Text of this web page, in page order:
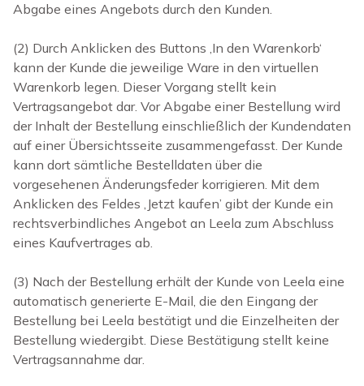
Abgabe eines Angebots durch den Kunden.
(2) Durch Anklicken des Buttons ‚In den Warenkorb‘
kann der Kunde die jeweilige Ware in den virtuellen
Warenkorb legen. Dieser Vorgang stellt kein
Vertragsangebot dar. Vor Abgabe einer Bestellung wird
der Inhalt der Bestellung einschließlich der Kundendaten
auf einer Übersichtsseite zusammengefasst. Der Kunde
kann dort sämtliche Bestelldaten über die
vorgesehenen Änderungsfeder korrigieren. Mit dem
Anklicken des Feldes ‚Jetzt kaufen’ gibt der Kunde ein
rechtsverbindliches Angebot an Leela zum Abschluss
eines Kaufvertrages ab.
(3) Nach der Bestellung erhält der Kunde von Leela eine
automatisch generierte E-Mail, die den Eingang der
Bestellung bei Leela bestätigt und die Einzelheiten der
Bestellung wiedergibt. Diese Bestätigung stellt keine
Vertragsannahme dar.